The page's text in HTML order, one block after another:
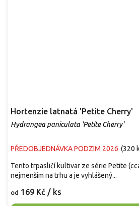
Hortenzie latnatá 'Petite Cherry'
Hydrangea paniculata 'Petite Cherry'
PŘEDOBJEDNÁVKA PODZIM 2026 (320
od 169 Kč / ks
Tento trpasličí kultivar ze série Petite
nejmenším na trhu a je vyhlášený...